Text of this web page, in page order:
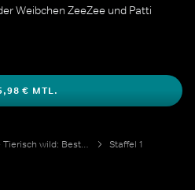
Weibchen ZeeZee und Patti
€ MTL.
Zoo und so - Tierisch wild: Best of
Staffel 1